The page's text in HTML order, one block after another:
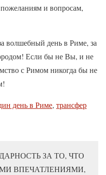
и вопросам,
волшебный день в Риме, за
Если бы не Вы, и не
с Римом никогда бы не
день в Риме, трансфер
ЗА ТО, ЧТО
ВПЕЧАТЛЕНИЯМИ,